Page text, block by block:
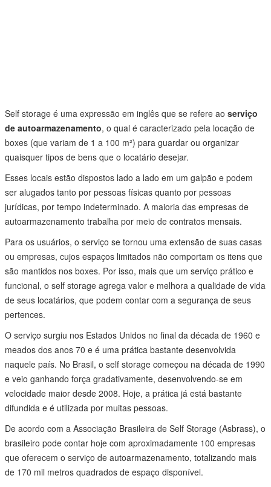
Self storage é uma expressão em inglês que se refere ao serviço
de autoarmazenamento, o qual é caracterizado pela locação de
boxes (que variam de 1 a 100 m²) para guardar ou organizar
quaisquer tipos de bens que o locatário desejar.
Esses locais estão dispostos lado a lado em um galpão e podem
ser alugados tanto por pessoas físicas quanto por pessoas
jurídicas, por tempo indeterminado. A maioria das empresas de
autoarmazenamento trabalha por meio de contratos mensais.
Para os usuários, o serviço se tornou uma extensão de suas casas
ou empresas, cujos espaços limitados não comportam os itens que
são mantidos nos boxes. Por isso, mais que um serviço prático e
funcional, o self storage agrega valor e melhora a qualidade de vida
de seus locatários, que podem contar com a segurança de seus
pertences.
O serviço surgiu nos Estados Unidos no final da década de 1960 e
meados dos anos 70 e é uma prática bastante desenvolvida
naquele país. No Brasil, o self storage começou na década de 1990
e veio ganhando força gradativamente, desenvolvendo-se em
velocidade maior desde 2008. Hoje, a prática já está bastante
difundida e é utilizada por muitas pessoas.
De acordo com a Associação Brasileira de Self Storage (Asbrass), o
brasileiro pode contar hoje com aproximadamente 100 empresas
que oferecem o serviço de autoarmazenamento, totalizando mais
de 170 mil metros quadrados de espaço disponível.